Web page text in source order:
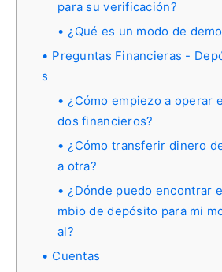
para su verificación?
¿Qué es un modo de
Preguntas Financieras -
s
¿Cómo empiezo a operar
dos financieros?
¿Cómo transferir dinero
a otra?
¿Dónde puedo encontrar
mbio de depósito para mi
al?
Cuentas